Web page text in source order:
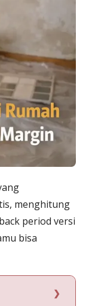
menghitung
period versi
bisa